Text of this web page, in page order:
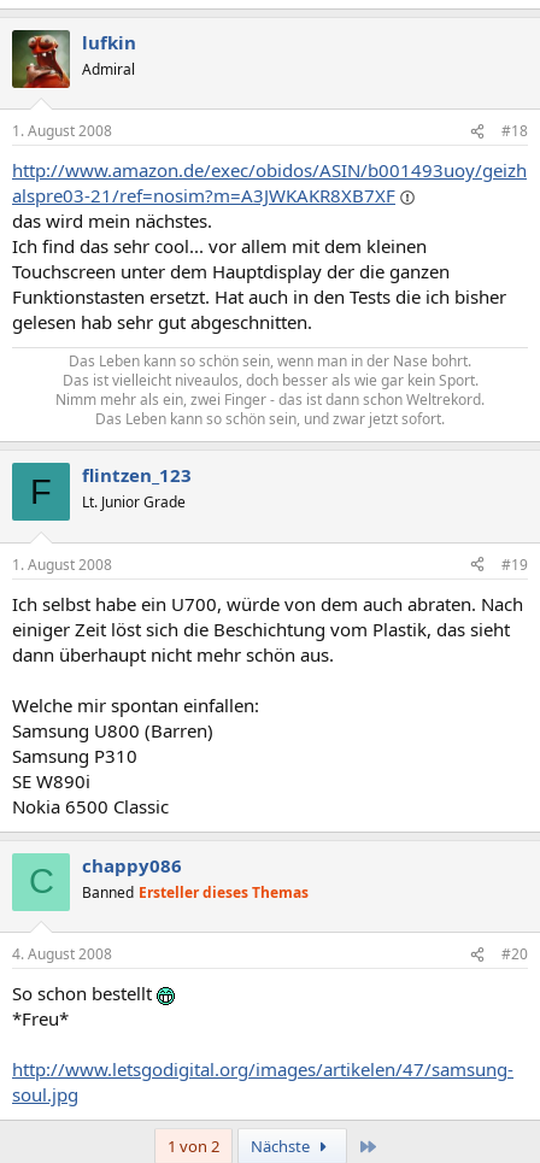
lufkin
Admiral
1. August 2008 #18
http://www.amazon.de/exec/obidos/ASIN/b001493uoy/geizh
alspre03-21/ref=nosim?m=A3JWKAKR8XB7XF
das wird mein nächstes.
Ich find das sehr cool... vor allem mit dem kleinen
Touchscreen unter dem Hauptdisplay der die ganzen
Funktionstasten ersetzt. Hat auch in den Tests die ich bisher
gelesen hab sehr gut abgeschnitten.
Das Leben kann so schön sein, wenn man in der Nase bohrt.
Das ist vielleicht niveaulos, doch besser als wie gar kein Sport.
Nimm mehr als ein, zwei Finger - das ist dann schon Weltrekord.
Das Leben kann so schön sein, und zwar jetzt sofort.​
F flintzen_123
Lt. Junior Grade
1. August 2008 #19
Ich selbst habe ein U700, würde von dem auch abraten. Nach
einiger Zeit löst sich die Beschichtung vom Plastik, das sieht
dann überhaupt nicht mehr schön aus.
Welche mir spontan einfallen:
Samsung U800 (Barren)
Samsung P310
SE W890i
Nokia 6500 Classic
C chappy086
Banned Ersteller dieses Themas
4. August 2008 #20
So schon bestellt
*Freu*
http://www.letsgodigital.org/images/artikelen/47/samsung-
soul.jpg
1 von 2 Nächste